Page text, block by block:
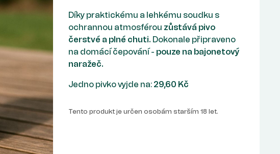
Díky praktickému a lehkému soudku s
ochrannou atmosférou zůstává pivo
čerstvé a plné chuti. Dokonale připraveno
na domácí čepování - pouze na bajonetový
naražeč.
Jedno pivko vyjde na: 29,60 Kč
Tento produkt je určen osobám starším 18 let.